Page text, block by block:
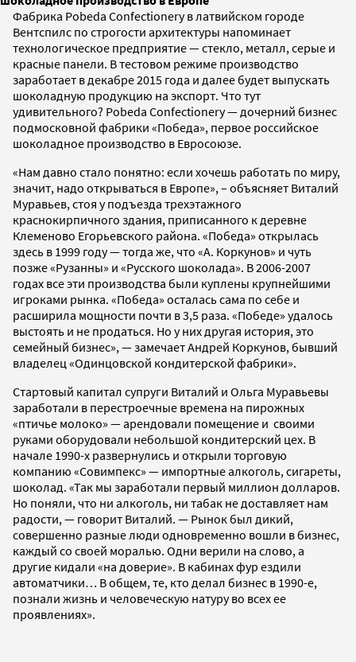
Фабрика Pobeda Confectionery в латвийском городе
Вентспилс по строгости архитектуры напоминает
технологическое предприятие — стекло, металл, серые и
красные панели. В тестовом режиме производство
заработает в декабре 2015 года и далее будет выпускать
шоколадную продукцию на экспорт. Что тут
удивительного? Pobeda Confectionery — дочерний бизнес
подмосковной фабрики «Победа», первое российское
шоколадное производство в Евросоюзе.
«Нам давно стало понятно: если хочешь работать по миру,
значит, надо открываться в Европе», – объясняет Виталий
Муравьев, стоя у подъезда трехэтажного
краснокирпичного здания, приписанного к деревне
Клеменово Егорьевского района. «Победа» открылась
здесь в 1999 году — тогда же, что «А. Коркунов» и чуть
позже «Рузанны» и «Русского шоколада». В 2006-2007
годах все эти производства были куплены крупнейшими
игроками рынка. «Победа» осталась сама по себе и
расширила мощности почти в 3,5 раза. «Победе» удалось
выстоять и не продаться. Но у них другая история, это
семейный бизнес», — замечает Андрей Коркунов, бывший
владелец «Одинцовской кондитерской фабрики».
Стартовый капитал супруги Виталий и Ольга Муравьевы
заработали в перестроечные времена на пирожных
«птичье молоко» — арендовали помещение и своими
руками оборудовали небольшой кондитерский цех. В
начале 1990-х развернулись и открыли торговую
компанию «Совимпекс» — импортные алкоголь, сигареты,
шоколад. «Так мы заработали первый миллион долларов.
Но поняли, что ни алкоголь, ни табак не доставляет нам
радости, — говорит Виталий. — Рынок был дикий,
совершенно разные люди одновременно вошли в бизнес,
каждый со своей моралью. Одни верили на слово, а
другие кидали «на доверие». В кабинах фур ездили
автоматчики… В общем, те, кто делал бизнес в 1990-е,
познали жизнь и человеческую натуру во всех ее
проявлениях».